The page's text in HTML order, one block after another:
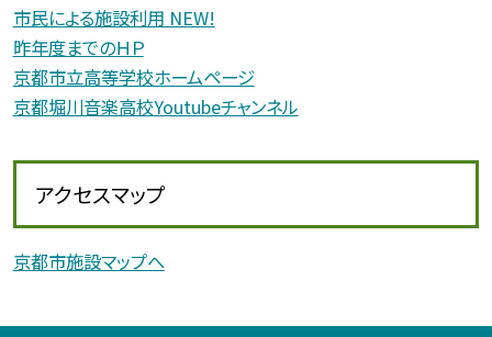
市民による施設利用 NEW!
昨年度までのＨＰ
京都市立高等学校ホームページ
京都堀川音楽高校Youtubeチャンネル
アクセスマップ
京都市施設マップへ